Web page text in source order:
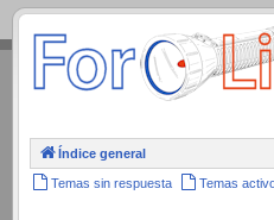
.
Índice general
Temas sin respuesta Temas